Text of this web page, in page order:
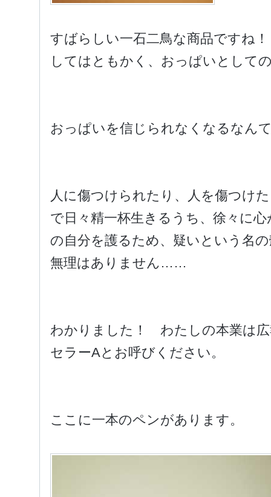
すばらしい一石二鳥な商品です
してはともかく、おっぱいとして
おっぱいを信じられなくなるなん
人に傷つけられたり、人を傷つけ
で日々精一杯生きるうち、徐々に
の自分を護るため、疑いという名
無理はありません……
わかりました！ わたしの本業は
セラーAとお呼びください。
ここに一本のペンがあります。